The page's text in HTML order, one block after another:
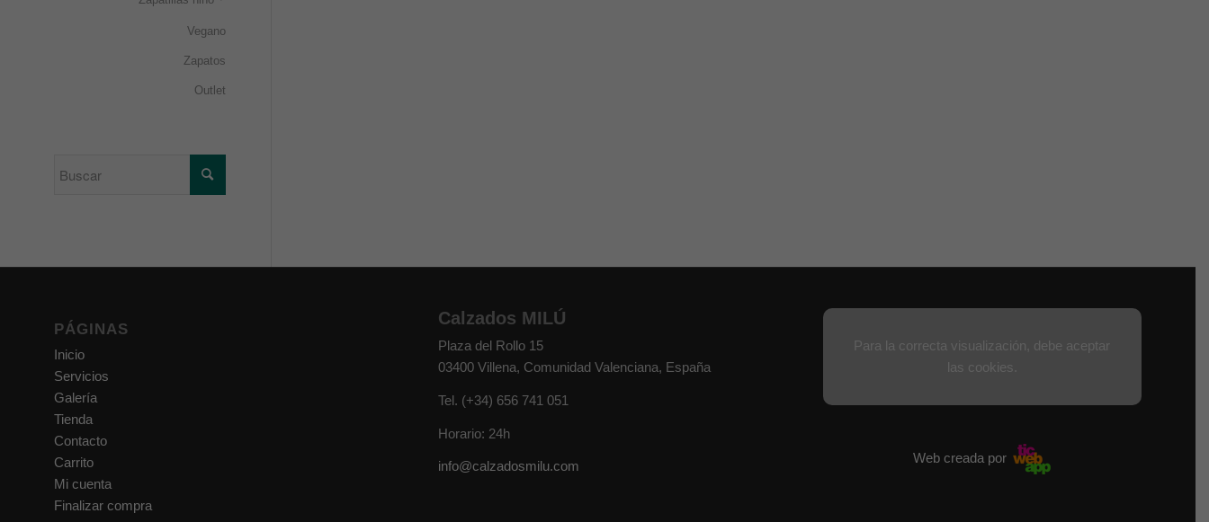
Vegano
Zapatos
Outlet
PÁGINAS
Inicio
Servicios
Galería
Tienda
Contacto
Carrito
Mi cuenta
Finalizar compra
Calzados MILÚ
Plaza del Rollo 15
03400 Villena, Comunidad Valenciana, España
Tel. (+34) 656 741 051
Horario: 24h
info@calzadosmilu.com
Para la correcta visualización, debe aceptar
las cookies.
Web creada por